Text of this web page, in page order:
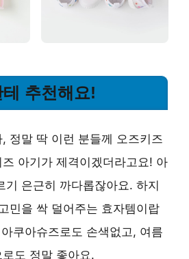
추천해요!
정말 딱 이런 분들께 오즈키즈
아기가 제격이겠더라고요! 아
기 은근히 까다롭잖아요. 하지
민을 싹 덜어주는 효자템이랍
쿠아슈즈로도 손색없고, 여름
도 정말 좋아요.